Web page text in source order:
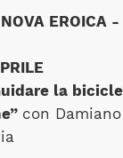
NOVA EROICA
la
con